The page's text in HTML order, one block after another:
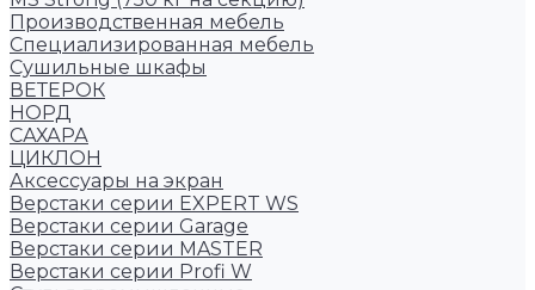
Производственная мебель
Cпециализированная мебель
Cушильные шкафы
ВЕТЕРОК
НОРД
САХАРА
ЦИКЛОН
Аксессуары на экран
Верстаки серии EXPERT WS
Верстаки серии Garage
Верстаки серии MASTER
Верстаки серии Profi W